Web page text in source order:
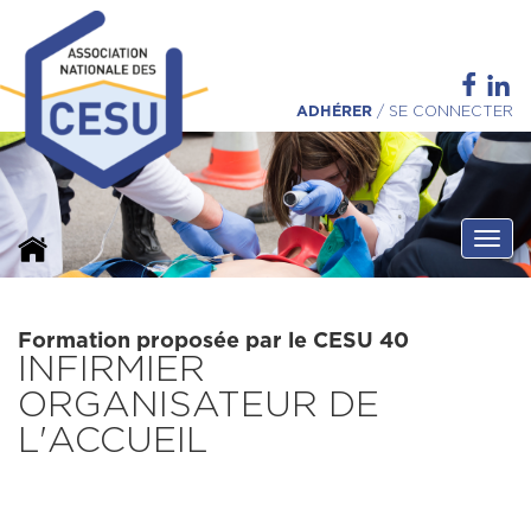
ADHÉRER / SE CONNECTER
Formation proposée par le CESU 40
INFIRMIER
ORGANISATEUR DE
L'ACCUEIL